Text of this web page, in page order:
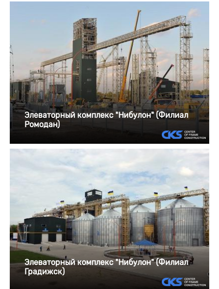
Элеваторный комплекс "Нибулон" (Филиал
Ромодан)
Элеваторный комплекс "Нибулон" (Филиал
Градижск)